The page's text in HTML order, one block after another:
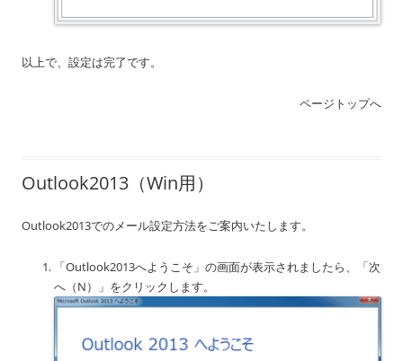
以上で、設定は完了です。
ページトップへ
Outlook2013（Win用）
Outlook2013でのメール設定方法をご案内いたします。
「Outlook2013へようこそ」の画面が表示されましたら、「次
へ（N）」をクリックします。